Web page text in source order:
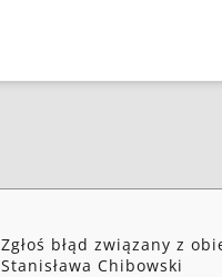
Zgłoś błąd związany z
Stanisława Chibowski